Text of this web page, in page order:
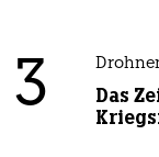
3
Das